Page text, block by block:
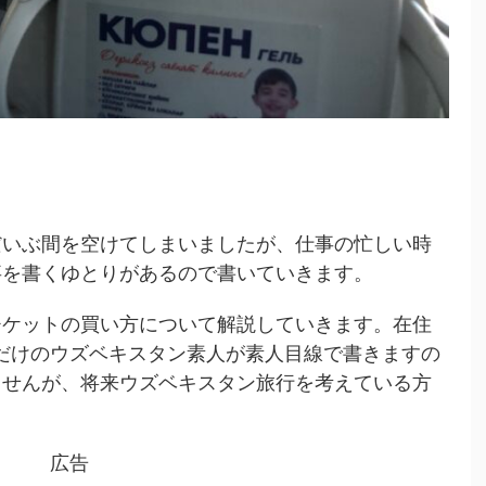
間を空けてしまいましたが、仕事の忙しい時
書くゆとりがあるので書いていきます。
トの買い方について解説していきます。在住
けのウズベキスタン素人が素人目線で書きますの
んが、将来ウズベキスタン旅行を考えている方
広告